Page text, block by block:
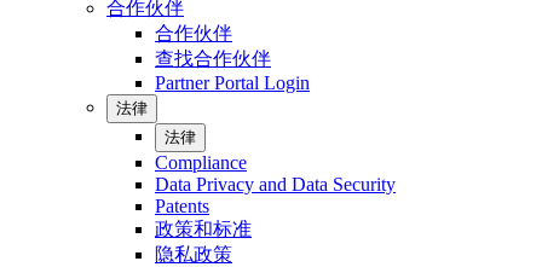
合作伙伴
合作伙伴
查找合作伙伴
Partner Portal Login
法律
法律
Compliance
Data Privacy and Data Security
Patents
政策和标准
隐私政策